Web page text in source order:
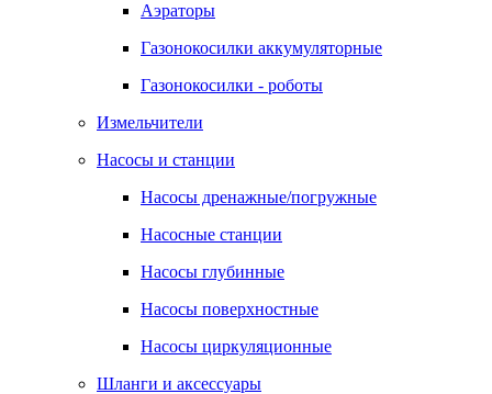
Аэраторы
Газонокосилки аккумуляторные
Газонокосилки - роботы
Измельчители
Насосы и станции
Насосы дренажные/погружные
Насосные станции
Насосы глубинные
Насосы поверхностные
Насосы циркуляционные
Шланги и аксессуары